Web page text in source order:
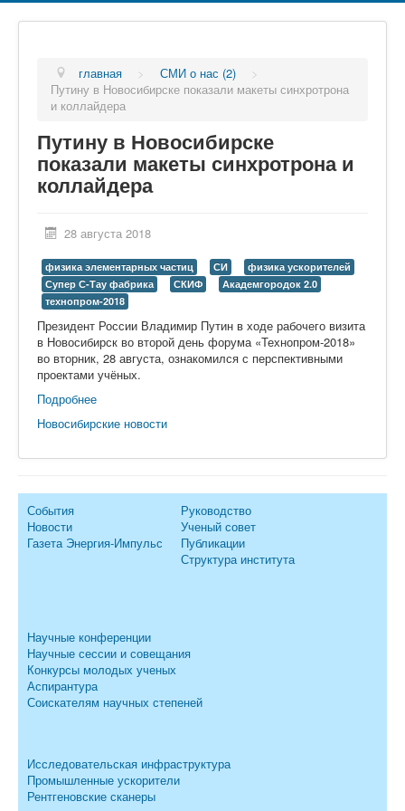
главная > СМИ о нас (2)
>
Путину в Новосибирске показали макеты синхротрона
и коллайдера
Путину в Новосибирске
показали макеты синхротрона и
коллайдера
28 августа 2018
физика элементарных частиц СИ
физика ускорителей
Супер С-Тау фабрика
СКИФ
Академгородок 2.0
технопром-2018
Президент России Владимир Путин в ходе рабочего визита
в Новосибирск во второй день форума «Технопром-2018»
во вторник, 28 августа, ознакомился с перспективными
проектами учёных.
Подробнее
Новосибирские новости
События
Новости
Газета Энергия-Импульс
Руководство
Ученый совет
Публикации
Структура института
Научные конференции
Научные сессии и совещания
Конкурсы молодых ученых
Аспирантура
Соискателям научных степеней
Исследовательская инфраструктура
Промышленные ускорители
Рентгеновские сканеры